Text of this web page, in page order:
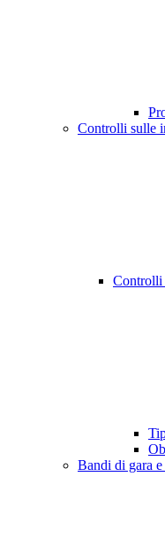
Controlli sulle
Controlli
Bandi di gara